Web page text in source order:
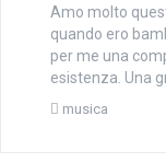
Amo molto
quando ero
per me una
esistenza. Una
musica